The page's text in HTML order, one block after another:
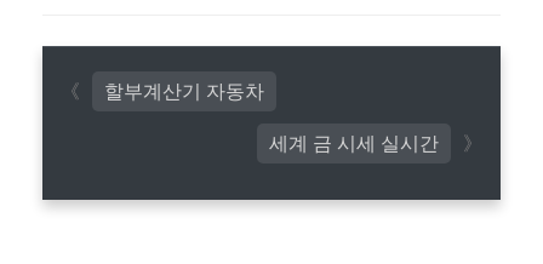
세계 금 시세 실시간
할부계산기 자동차